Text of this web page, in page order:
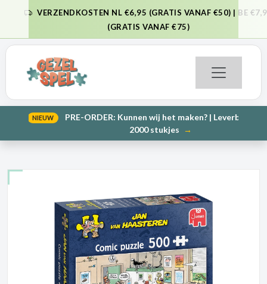
VERZENDKOSTEN NL €6,95 (GRATIS VANAF €50) | BE €7,95
(GRATIS VANAF €75)
PRE-ORDER: Kunnen wij het maken? | Leverbaar in 1000 en
2000 stukjes →